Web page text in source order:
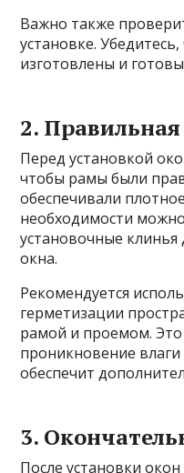
Важно также
установке.
изготовлены и
2.
Перед установкой
чтобы рамы были
обеспечивали
необходимости
установочные
окна.
Рекомендуется
герметизации
рамой и проемом.
проникновение влаги
обеспечит
3.
После установки